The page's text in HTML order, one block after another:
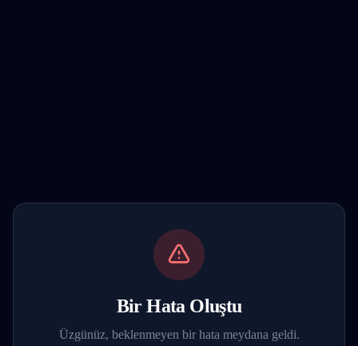
Bir Hata Oluştu
Üzgünüz, beklenmeyen bir hata meydana geldi.